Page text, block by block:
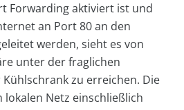
Forwarding aktiviert ist und
an Port 80 an den
werden, sieht es von
unter der fraglichen
zu erreichen. Die
lokalen Netz einschließlich